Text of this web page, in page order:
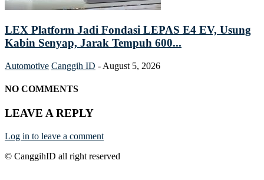
LEX Platform Jadi Fondasi LEPAS E4 EV, Usung
Kabin Senyap, Jarak Tempuh 600...
Automotive Canggih ID - August 5, 2026
NO COMMENTS
LEAVE A REPLY
Log in to leave a comment
© CanggihID all right reserved